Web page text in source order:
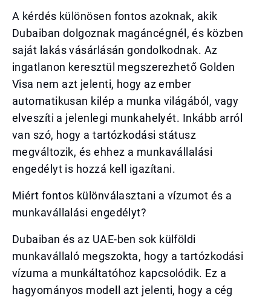
A kérdés különösen fontos azoknak, akik
Dubaiban dolgoznak magáncégnél, és közben
saját lakás vásárlásán gondolkodnak. Az
ingatlanon keresztül megszerezhető Golden
Visa nem azt jelenti, hogy az ember
automatikusan kilép a munka világából, vagy
elveszíti a jelenlegi munkahelyét. Inkább arról
van szó, hogy a tartózkodási státusz
megváltozik, és ehhez a munkavállalási
engedélyt is hozzá kell igazítani.
Miért fontos különválasztani a vízumot és a
munkavállalási engedélyt?
Dubaiban és az UAE-ben sok külföldi
munkavállaló megszokta, hogy a tartózkodási
vízuma a munkáltatóhoz kapcsolódik. Ez a
hagyományos modell azt jelenti, hogy a cég